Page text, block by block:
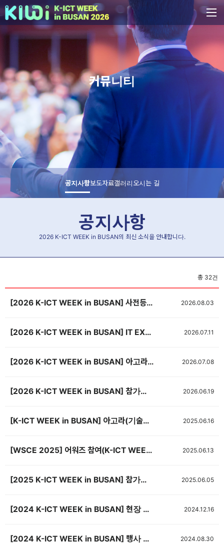
커뮤니티
공지사항보도자료갤러리오시는 길
공지사항
2026 K-ICT WEEK in BUSAN의 최신 소식을 안내합니다.
총 32건
[2026 K-ICT WEEK in BUSAN] 사전등록 OPEN! 🎉 2026.08.03
[2026 K-ICT WEEK in BUSAN] IT EXPO BUSAN 2026 우수기업 해외바이어 초청 지원사업 공고 2026.07.11
[2026 K-ICT WEEK in BUSAN] 아고라(기술발표회장) 신청서 제출(~8/14, 선착순 마감) 2026.07.08
[2026 K-ICT WEEK in BUSAN] 참가업체 숙박 안내 2026.06.19
[K-ICT WEEK in BUSAN] 아고라(기술발표회장) 신청서 제출(~7/1, 선착순 마감) <기간연장> 2025.06.16
[WSCE 2025] 어워즈 참여(K-ICT WEEK in BUSAN 연계) 2025.06.13
[2025 K-ICT WEEK in BUSAN] 참가업체 매뉴얼 2025.06.05
[2024 K-ICT WEEK in BUSAN] 현장 스케치 영상 2024.12.16
[2024 K-ICT WEEK in BUSAN] 행사 배치도 공개 2024.08.30